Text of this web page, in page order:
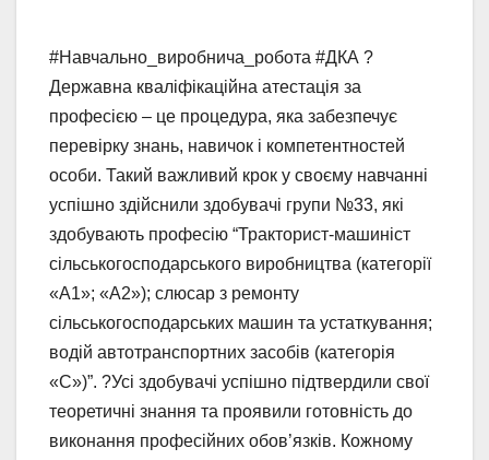
#Навчально_виробнича_робота #ДКА ?
Державна кваліфікаційна атестація за
професією – це процедура, яка забезпечує
перевірку знань, навичок і компетентностей
особи. Такий важливий крок у своєму навчанні
успішно здійснили здобувачі групи №33, які
здобувають професію “Тракторист-машиніст
сільськогосподарського виробництва (категорії
«А1»; «А2»); слюсар з ремонту
сільськогосподарських машин та устаткування;
водій автотранспортних засобів (категорія
«С»)”. ?Усі здобувачі успішно підтвердили свої
теоретичні знання та проявили готовність до
виконання професійних обов’язків. Кожному